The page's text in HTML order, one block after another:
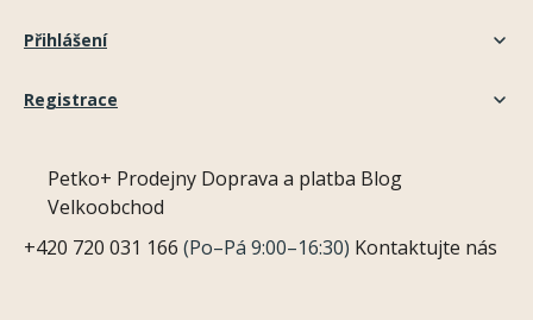
Přihlášení
Registrace
Petko+ Prodejny Doprava a platba Blog
Velkoobchod
+420 720 031 166 (Po–Pá 9:00–16:30) Kontaktujte nás